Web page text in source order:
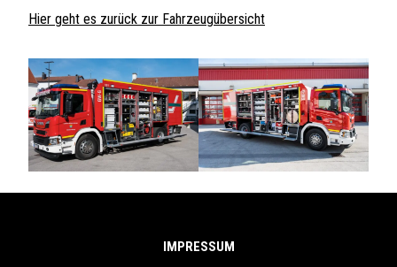
Hier geht es zurück zur Fahrzeugübersicht
IMPRESSUM